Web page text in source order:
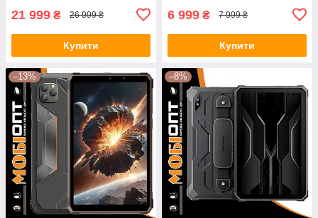
21 999 ₴ 26 999 ₴
Купити
6 999 ₴ 7 999 ₴
Купити
–13% –8%